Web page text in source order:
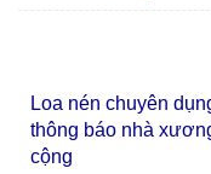
Loa nén chuyên
thông báo nhà
cộng